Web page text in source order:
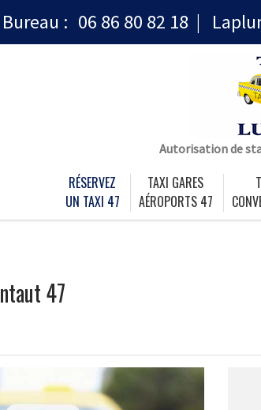
Bureau : 06 86 80 82 18
Autorisation de
RÉSERVEZ
UN TAXI 47
TAXI GARES
AÉROPORTS 47
47